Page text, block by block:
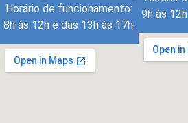
Horário de funcionamento:
8h às 12h e das 13h às 17h.
9h às